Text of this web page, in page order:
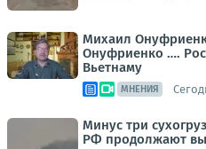
Михаил
Онуфриенко ….
Вьетнаму
МНЕНИЯ
Минус три
РФ продолжают